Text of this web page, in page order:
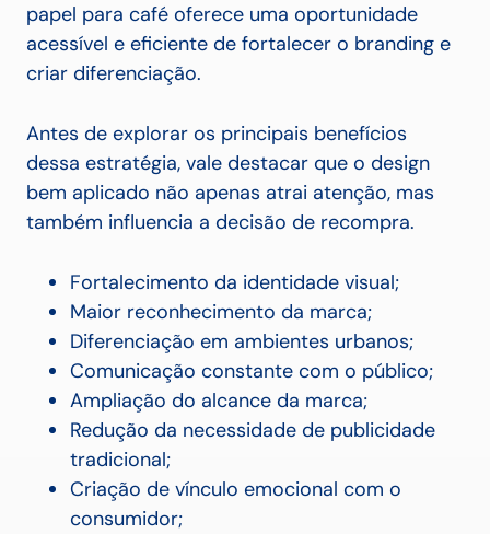
papel para café oferece uma oportunidade
acessível e eficiente de fortalecer o branding e
criar diferenciação.
Antes de explorar os principais benefícios
dessa estratégia, vale destacar que o design
bem aplicado não apenas atrai atenção, mas
também influencia a decisão de recompra.
Fortalecimento da identidade visual;
Maior reconhecimento da marca;
Diferenciação em ambientes urbanos;
Comunicação constante com o público;
Ampliação do alcance da marca;
Redução da necessidade de publicidade
tradicional;
Criação de vínculo emocional com o
consumidor;